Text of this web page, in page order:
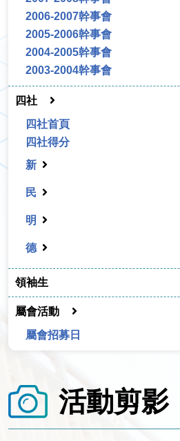
2006-2007幹事會
2005-2006幹事會
2004-2005幹事會
2003-2004幹事會
四社
四社首頁
四社得分
新
民
明
德
領袖生
屬會活動
屬會招募日
活動剪影